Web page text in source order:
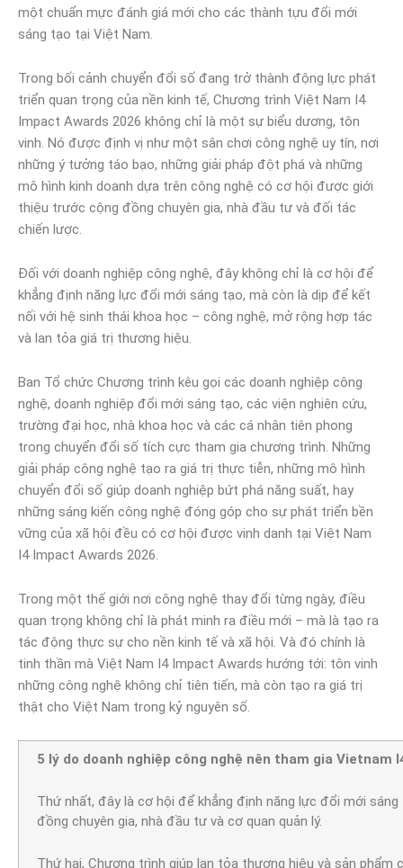
một chuẩn mực đánh giá mới cho các thành tựu đổi mới
sáng tạo tại Việt Nam.
Trong bối cảnh chuyển đổi số đang trở thành động lực phát
triển quan trọng của nền kinh tế, Chương trình Việt Nam I4
Impact Awards 2026 không chỉ là một sự biểu dương, tôn
vinh. Nó được định vị như một sân chơi công nghệ uy tín, nơi
những ý tưởng táo bạo, những giải pháp đột phá và những
mô hình kinh doanh dựa trên công nghệ có cơ hội được giới
thiệu trước cộng đồng chuyên gia, nhà đầu tư và đối tác
chiến lược.
Đối với doanh nghiệp công nghệ, đây không chỉ là cơ hội để
khẳng định năng lực đổi mới sáng tạo, mà còn là dịp để kết
nối với hệ sinh thái khoa học – công nghệ, mở rộng hợp tác
và lan tỏa giá trị thương hiệu.
Ban Tổ chức Chương trình kêu gọi các doanh nghiệp công
nghệ, doanh nghiệp đổi mới sáng tạo, các viện nghiên cứu,
trường đại học, nhà khoa học và các cá nhân tiên phong
trong chuyển đổi số tích cực tham gia chương trình. Những
giải pháp công nghệ tạo ra giá trị thực tiễn, những mô hình
chuyển đổi số giúp doanh nghiệp bứt phá năng suất, hay
những sáng kiến công nghệ đóng góp cho sự phát triển bền
vững của xã hội đều có cơ hội được vinh danh tại Việt Nam
I4 Impact Awards 2026.
Trong một thế giới nơi công nghệ thay đổi từng ngày, điều
quan trọng không chỉ là phát minh ra điều mới – mà là tạo ra
tác động thực sự cho nền kinh tế và xã hội. Và đó chính là
tinh thần mà Việt Nam I4 Impact Awards hướng tới: tôn vinh
những công nghệ không chỉ tiên tiến, mà còn tạo ra giá trị
thật cho Việt Nam trong kỷ nguyên số.
5 lý do doanh nghiệp công nghệ nên tham gia Vietnam
Thứ nhất, đây là cơ hội để khẳng định năng lực đổi mới
đồng chuyên gia, nhà đầu tư và cơ quan quản lý.
Thứ hai, Chương trình giúp lan tỏa thương hiệu và sản